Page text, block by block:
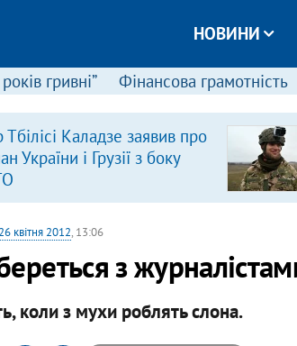
НОВИНИ
гривні” Фінансова грамотність
Каладзе заявив про
України і Грузії з боку
квітня 2012, 13:06
з
коли з мухи роблять слона.